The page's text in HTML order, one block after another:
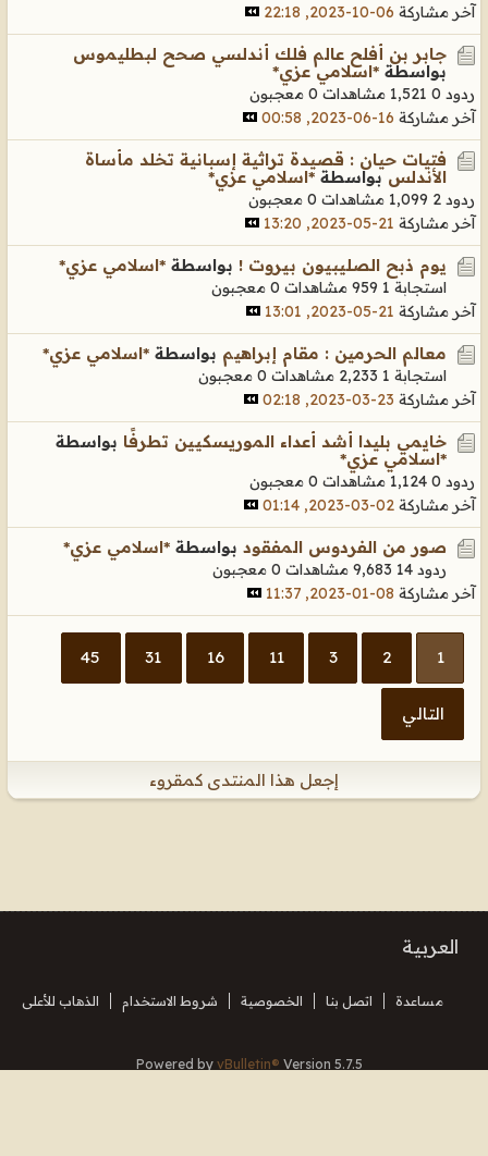
آخر مشاركة 06-10-2023, 22:18
جابر بن أفلح عالم فلك أندلسي صحح لبطليموس
بواسطة *اسلامي عزي*
ردود 0 1,521 مشاهدات
0 معجبون
آخر مشاركة 16-06-2023, 00:58
فتيات حيان : قصيدة تراثية إسبانية تخلد مأساة
الأندلس بواسطة *اسلامي عزي*
ردود 2 1,099 مشاهدات
0 معجبون
آخر مشاركة 21-05-2023, 13:20
يوم ذبح الصليبيون بيروت ! بواسطة *اسلامي عزي*
استجابة 1 959 مشاهدات
0 معجبون
آخر مشاركة 21-05-2023, 13:01
معالم الحرمين : مقام إبراهيم بواسطة *اسلامي عزي*
استجابة 1 2,233 مشاهدات
0 معجبون
آخر مشاركة 23-03-2023, 02:18
خايمي بليدا أشد أعداء الموريسكيين تطرفًا بواسطة
*اسلامي عزي*
ردود 0 1,124 مشاهدات
0 معجبون
آخر مشاركة 02-03-2023, 01:14
صور من الفردوس المفقود بواسطة *اسلامي عزي*
ردود 14 9,683 مشاهدات
0 معجبون
آخر مشاركة 08-01-2023, 11:37
1
2
3
11
16
31
45
التالي
إجعل هذا المنتدى كمقروء
العربية
مساعدة اتصل بنا الخصوصية شروط الاستخدام الذهاب للأعلى
Powered by vBulletin® Version 5.7.5